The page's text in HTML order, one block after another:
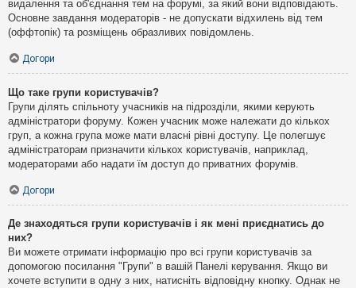
видалення та об'єднання тем на форумі, за який вони відповідають.
Основне завдання модераторів - не допускати відхилень від тем
(оффтопік) та розміщень образливих повідомлень.
Догори
Що таке групи користувачів?
Групи ділять спільноту учасників на підрозділи, якими керують
адміністратори форуму. Кожен учасник може належати до кількох
груп, а кожна група може мати власні рівні доступу. Це полегшує
адміністраторам призначити кількох користувачів, наприклад,
модераторами або надати їм доступ до приватних форумів.
Догори
Де знаходяться групи користувачів і як мені приєднатись до
них?
Ви можете отримати інформацію про всі групи користувачів за
допомогою посилання "Групи" в вашій Панелі керування. Якщо ви
хочете вступити в одну з них, натисніть відповідну кнопку. Однак не